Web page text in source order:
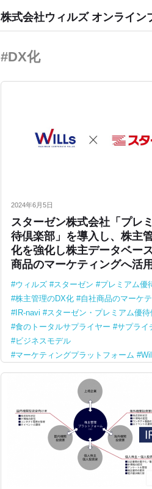
株式会社ウィルズ オンライン
#DX化
2024年6月5日
スターゼン株式会社「プレ
待倶楽部」を導入し、株主
化を強化し株主データベー
商品のマーケティングへ活用
ウィルズ スターゼン
プレミアム優
株主管理のDX化
自社商品のマーケ
IR-navi
スターゼン・プレミアム優待
食のトータルサプライヤー
サプライ
ビジネスモデル
マーケティングプラットフォーム